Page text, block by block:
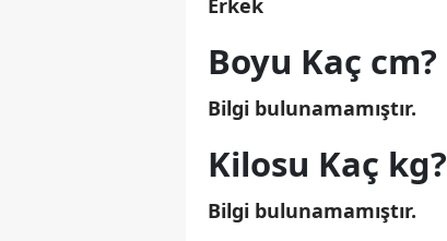
Erkek
Boyu Kaç cm?
Bilgi bulunamamıştır.
Kilosu Kaç kg?
Bilgi bulunamamıştır.